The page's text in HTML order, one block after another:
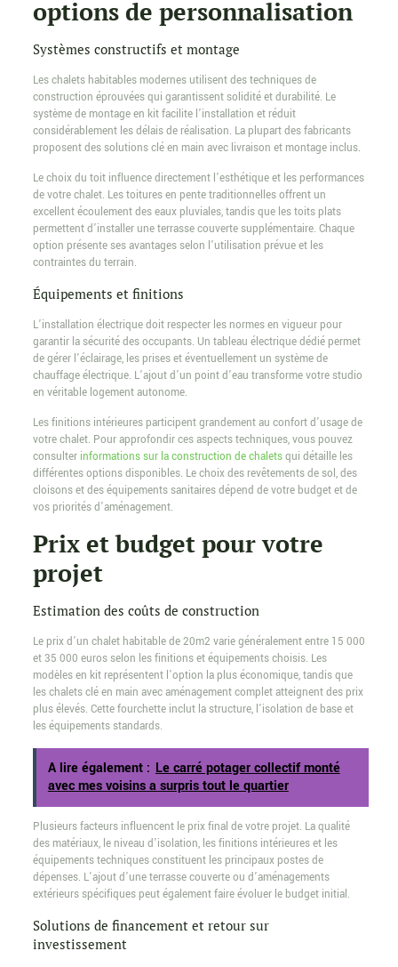
options de personnalisation
Systèmes constructifs et montage
Les chalets habitables modernes utilisent des techniques de
construction éprouvées qui garantissent solidité et durabilité. Le
système de montage en kit facilite l’installation et réduit
considérablement les délais de réalisation. La plupart des fabricants
proposent des solutions clé en main avec livraison et montage inclus.
Le choix du toit influence directement l’esthétique et les performances
de votre chalet. Les toitures en pente traditionnelles offrent un
excellent écoulement des eaux pluviales, tandis que les toits plats
permettent d’installer une terrasse couverte supplémentaire. Chaque
option présente ses avantages selon l’utilisation prévue et les
contraintes du terrain.
Équipements et finitions
L’installation électrique doit respecter les normes en vigueur pour
garantir la sécurité des occupants. Un tableau électrique dédié permet
de gérer l’éclairage, les prises et éventuellement un système de
chauffage électrique. L’ajout d’un point d’eau transforme votre studio
en véritable logement autonome.
Les finitions intérieures participent grandement au confort d’usage de
votre chalet. Pour approfondir ces aspects techniques, vous pouvez
consulter informations sur la construction de chaletsqui détaille les
différentes options disponibles. Le choix des revêtements de sol, des
cloisons et des équipements sanitaires dépend de votre budget et de
vos priorités d’aménagement.
Prix et budget pour votre
projet
Estimation des coûts de construction
Le prix d’un chalet habitable de 20m2 varie généralement entre 15 000
et 35 000 euros selon les finitions et équipements choisis. Les
modèles en kit représentent l’option la plus économique, tandis que
les chalets clé en main avec aménagement complet atteignent des prix
plus élevés. Cette fourchette inclut la structure, l’isolation de base et
les équipements standards.
A lire également : Le carré potager collectif monté
avec mes voisins a surpris tout le quartier
Plusieurs facteurs influencent le prix final de votre projet. La qualité
des matériaux, le niveau d’isolation, les finitions intérieures et les
équipements techniques constituent les principaux postes de
dépenses. L’ajout d’une terrasse couverte ou d’aménagements
extérieurs spécifiques peut également faire évoluer le budget initial.
Solutions de financement et retour sur
investissement